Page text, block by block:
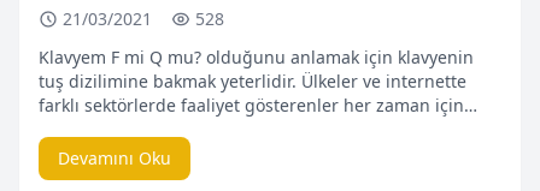
21/03/2021
528
Klavyem F mi Q mu? olduğunu anlamak için klavyenin
tuş dizilimine bakmak yeterlidir. Ülkeler ve internette
farklı sektörlerde faaliyet gösterenler her zaman için
duymuşlardır. Çin yada Hint diline ait klavyeler kendi
ihtiyaçları doğrultusunda yapılandırılmıştır. Ülkeden
Devamını Oku